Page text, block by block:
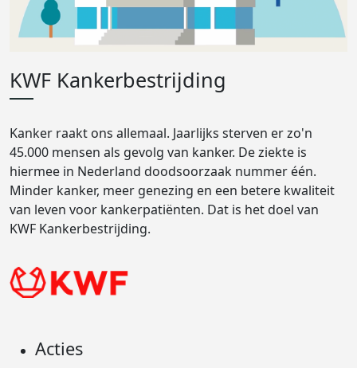
KWF Kankerbestrijding
Kanker raakt ons allemaal. Jaarlijks sterven er zo'n
45.000 mensen als gevolg van kanker. De ziekte is
hiermee in Nederland doodsoorzaak nummer één.
Minder kanker, meer genezing en een betere kwaliteit
van leven voor kankerpatiënten. Dat is het doel van
KWF Kankerbestrijding.
Acties